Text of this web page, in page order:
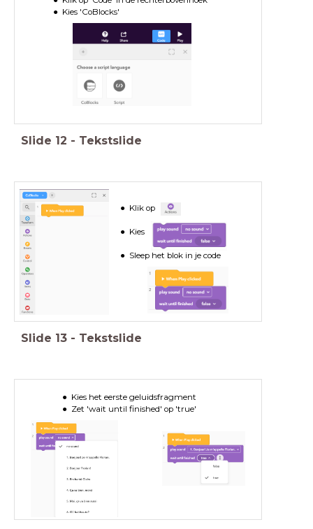
Kies 'CoBlocks'
Slide 12 - Tekstslide
Klik op
Kies
Sleep het blok in je code
Slide 13 - Tekstslide
Kies het eerste geluidsfragment
Zet 'wait until finished' op 'true'